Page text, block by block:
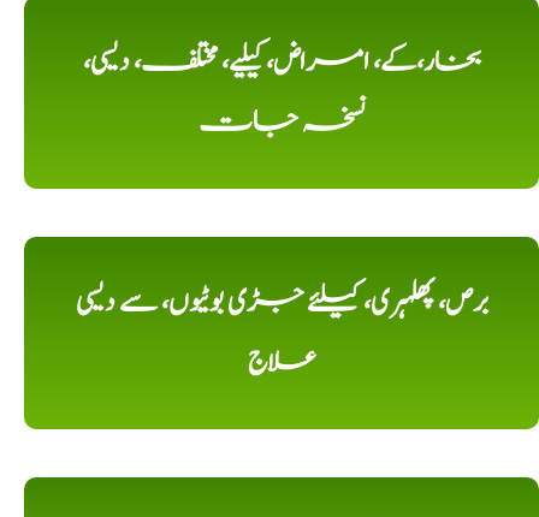
بخار،کے، امراض، کیلیے، مختلف، دیسی،
نسخہ جات
برص، پھلہری، کیلئے جڑی بوٹیوں، سے دیسی
علاج